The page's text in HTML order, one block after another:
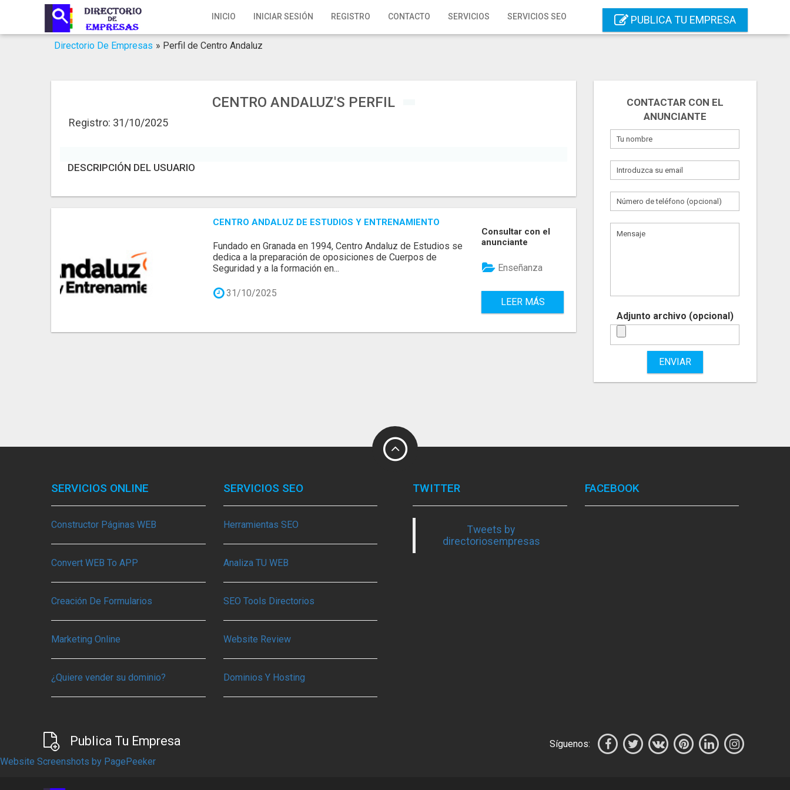
INICIO INICIAR SESIÓN REGISTRO CONTACTO SERVICIOS SERVICIOS SEO PUBLICA TU EMPRESA
Inicio
Iniciar Sesión
Servicios Online
Directorio De Empresas » Perfil de Centro Andaluz
CENTRO ANDALUZ'S PERFIL
Registro: 31/10/2025
DESCRIPCIÓN DEL USUARIO
CENTRO ANDALUZ DE ESTUDIOS Y ENTRENAMIENTO
Fundado en Granada en 1994, Centro Andaluz de Estudios se
dedica a la preparación de oposiciones de Cuerpos de
Seguridad y a la formación en...
31/10/2025
Consultar con el
anunciante
Enseñanza
LEER MÁS
CONTACTAR CON EL
ANUNCIANTE
Adjunto archivo (opcional)
ENVIAR
SERVICIOS ONLINE
Constructor Páginas WEB
Convert WEB To APP
Creación De Formularios
Marketing Online
¿Quiere vender su dominio?
SERVICIOS SEO
Herramientas SEO
Analiza TU WEB
SEO Tools Directorios
Website Review
Dominios Y Hosting
TWITTER
Tweets by
directoriosempresas
FACEBOOK
Publica Tu Empresa
Síguenos:
Website Screenshots by PagePeeker